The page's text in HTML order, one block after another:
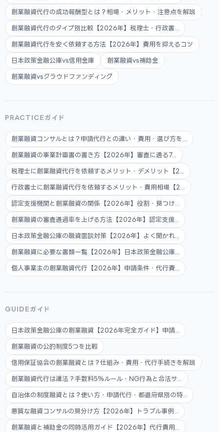
創業融資代行の成功報酬型とは？相場・メリット・注意点を解説
創業融資代行のタイプ別比較【2026年】税理士・行政書...
創業融資代行を安く依頼する方法【2026年】費用を抑えるコツ
日本政策金融公庫vs信用金庫 創業融資vs補助金
創業融資vsクラウドファンディング
PRACTICEガイド
創業融資コンサルとは？申請代行との違い・費用・選び方を...
創業融資の事業計画書の書き方【2026年】審査に通る7...
税理士に創業融資代行を依頼するメリット・デメリット【2...
行政書士に創業融資代行を依頼するメリット・費用相場【2...
認定支援機関と創業融資の関係【2026年】役割・見つけ...
創業融資の審査通過率を上げる方法【2026年】認定支援...
日本政策金融公庫の融資面談対策【2026年】よく聞かれ...
創業融資に必要な書類一覧【2026年】日本政策金融公庫...
個人事業主の創業融資代行【2026年】申請条件・代行費...
GUIDEガイド
日本政策金融公庫の創業融資【2026年完全ガイド】申請...
創業融資の公的制度5つを比較
信用保証協会の創業融資とは？仕組み・費用・代行手続きを解説
創業融資代行は違法？手数料5%ルール・NG行為と合法サ...
自治体の制度融資とは？使い方・申請代行・都道府県別の特...
悪質な融資コンサルの見分け方【2026年】トラブル事例...
創業融資と補助金の同時活用ガイド【2026年】代行費用...